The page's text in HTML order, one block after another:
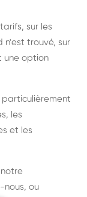
sur les
trouvé, sur
une option
particulièrement
les
et les
notre
nous, ou